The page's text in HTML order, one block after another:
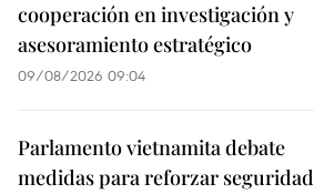
cooperación en investigación y
asesoramiento estratégico
09/08/2026 09:04
Parlamento vietnamita debate
medidas para reforzar seguridad